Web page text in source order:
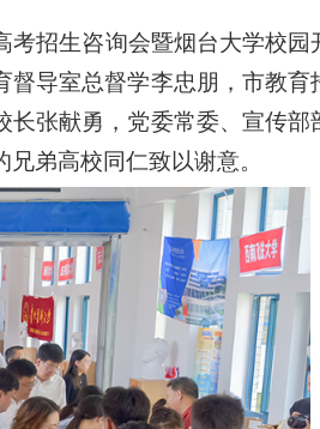
招生咨询会暨烟台大学校园
导室总督学李忠朋，市教育
张献勇，党委常委、宣传部
弟高校同仁致以谢意。